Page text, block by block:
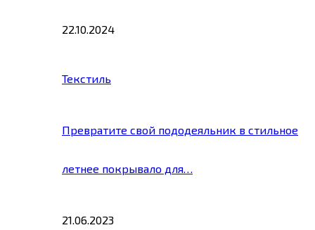
22.10.2024
Текстиль
Превратите свой пододеяльник в стильное
летнее покрывало для…
21.06.2023